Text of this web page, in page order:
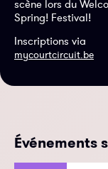
scène lors du
Spring! Festival!
Inscriptions via
mycourtcircuit.be
Événements